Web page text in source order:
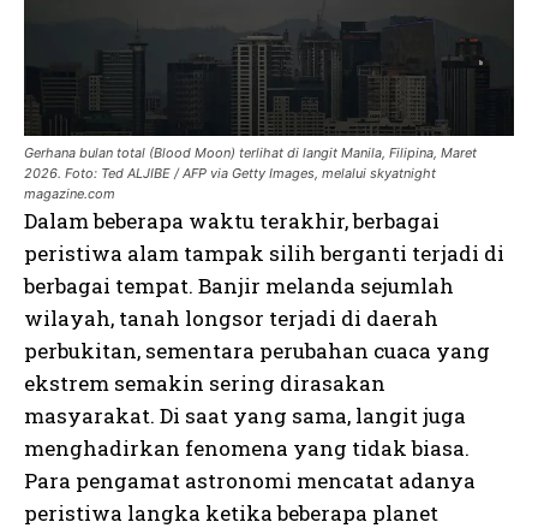
Gerhana bulan total (Blood Moon) terlihat di langit Manila, Filipina, Maret
2026. Foto: Ted ALJIBE / AFP via Getty Images, melalui skyatnight
magazine.com
Dalam beberapa waktu terakhir, berbagai
peristiwa alam tampak silih berganti terjadi di
berbagai tempat. Banjir melanda sejumlah
wilayah, tanah longsor terjadi di daerah
perbukitan, sementara perubahan cuaca yang
ekstrem semakin sering dirasakan
masyarakat. Di saat yang sama, langit juga
menghadirkan fenomena yang tidak biasa.
Para pengamat astronomi mencatat adanya
peristiwa langka ketika beberapa planet